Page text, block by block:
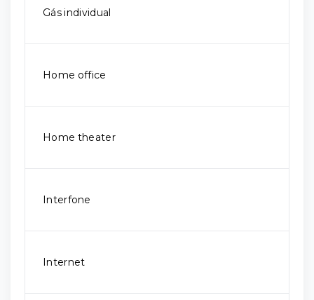
Gás individual
Home office
Home theater
Interfone
Internet